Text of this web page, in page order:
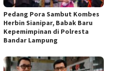
Pedang Pora Sambut Kombes
Herbin Sianipar, Babak Baru
Kepemimpinan di Polresta
Bandar Lampung